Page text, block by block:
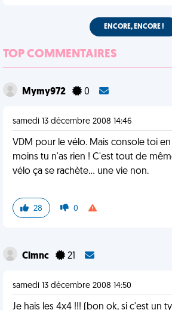
ENCORE, ENCORE !
TOP COMMENTAIRES
Mymy972 0
samedi 13 décembre 2008 14:46
VDM pour le vélo. Mais console toi
moins tu n'as rien ! C'est tout de
vélo ça se rachète... une vie non.
28 0
Clmnc 21
samedi 13 décembre 2008 14:50
Je hais les 4x4 !!! (bon ok, si c'est un